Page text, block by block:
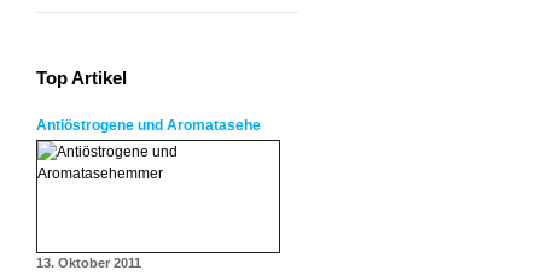
Top Artikel
Antiöstrogene und Aromatasehe
13. Oktober 2011